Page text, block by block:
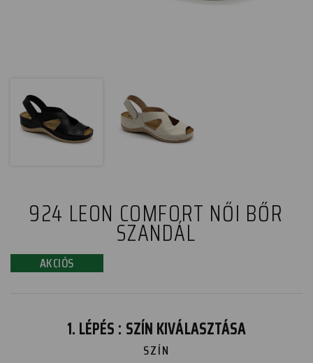
924 LEON COMFORT NŐI BŐR
SZANDÁL
AKCIÓS
1. LÉPÉS : SZÍN KIVÁLASZTÁSA
SZÍN